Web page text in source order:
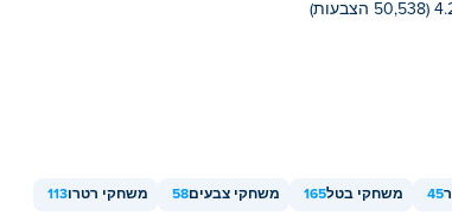
הצבעות)
45 משחקי בטל165 משחקי צבעים58 משחקי רטרו113